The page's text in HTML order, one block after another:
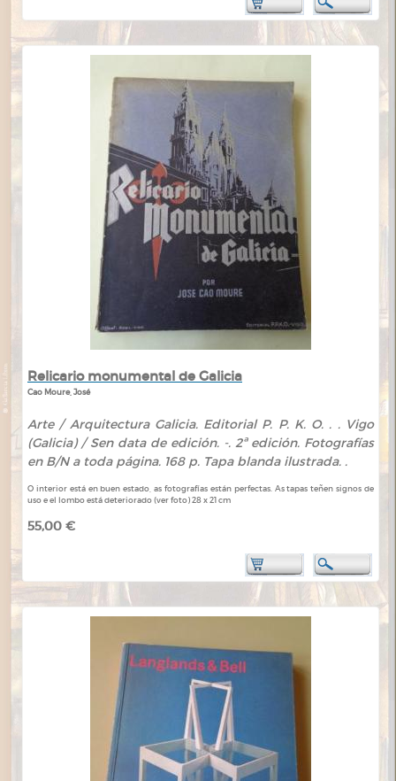
Relicario monumental de Galicia
Cao Moure, José
Arte / Arquitectura Galicia. Editorial P. P. K. O. . . Vigo
(Galicia) / Sen data de edición. -. 2ª edición. Fotografías
en B/N a toda página. 168 p. Tapa blanda ilustrada. .
O interior está en buen estado, as fotografías están perfectas. As tapas teñen signos de
uso e el lombo está deteriorado (ver foto) 28 x 21 cm
55,00 €